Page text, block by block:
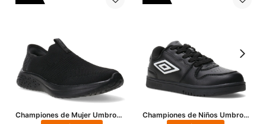
Championes de Mujer Umbro
Championes de Niños Umbro